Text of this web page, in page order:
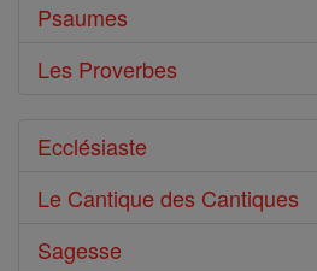
Psaumes
Les Proverbes
Ecclésiaste
Le Cantique des Cantiques
Sagesse